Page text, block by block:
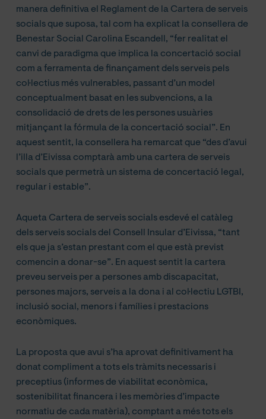
manera definitiva el Reglament de la Cartera de serveis
socials que suposa, tal com ha explicat la consellera de
Benestar Social Carolina Escandell, “fer realitat el
canvi de paradigma que implica la concertació social
com a ferramenta de finançament dels serveis pels
col·lectius més vulnerables, passant d’un model
conceptualment basat en les subvencions, a la
consolidació de drets de les persones usuàries
mitjançant la fórmula de la concertació social”. En
aquest sentit, la consellera ha remarcat que “des d’avui
l’illa d’Eivissa comptarà amb una cartera de serveis
socials que permetrà un sistema de concertació legal,
regular i estable”.
Aqueta Cartera de serveis socials esdevé el catàleg
dels serveis socials del Consell Insular d’Eivissa, “tant
els que ja s’estan prestant com el que està previst
comencin a donar-se”. En aquest sentit la cartera
preveu serveis per a persones amb discapacitat,
persones majors, serveis a la dona i al col·lectiu LGTBI,
inclusió social, menors i famílies i prestacions
econòmiques.
La proposta que avui s’ha aprovat definitivament ha
donat compliment a tots els tràmits necessaris i
preceptius (informes de viabilitat econòmica,
sostenibilitat financera i les memòries d’impacte
normatiu de cada matèria), comptant a més tots els